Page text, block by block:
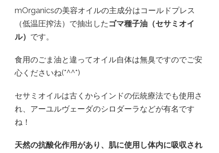
mOrganicsの美容オイルの主成分はコールドプレス
（低温圧搾法）で抽出した ゴマ種子油（セサミオイ
ル） です。
食用のごま油と違ってオイル自体は無臭ですのでご安
心くださいね(*^^*)
セサミオイルは古くからインドの伝統療法でも使用さ
れ、アーユルヴェーダのシロダーラなどが有名です
ね！
天然の抗酸化作用があり、肌に使用し体内に吸収され